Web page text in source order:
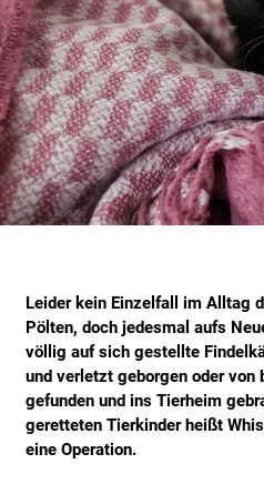
Leider kein Einzelfall im Alltag
Pölten, doch jedesmal aufs
völlig auf sich gestellte
und verletzt geborgen oder von
gefunden und ins Tierheim
geretteten Tierkinder heißt
eine Operation.